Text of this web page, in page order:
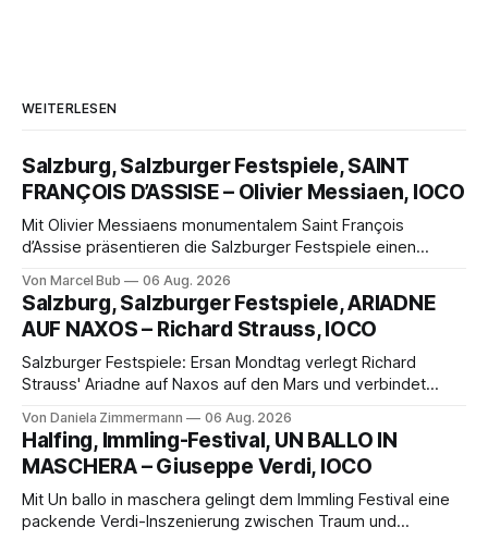
WEITERLESEN
Salzburg, Salzburger Festspiele, SAINT
FRANÇOIS D’ASSISE – Olivier Messiaen, IOCO
Mit Olivier Messiaens monumentalem Saint François
d’Assise präsentieren die Salzburger Festspiele einen
eine bildgewaltige Inszenierung, Maxime Pascal entfaltet
die komplexe Partitur eindrucksvoll, Philippe Sly berührt als
Franziskus.
Von Marcel Bub 06 Aug. 2026
Salzburg, Salzburger Festspiele, ARIADNE
AUF NAXOS – Richard Strauss, IOCO
Salzburger Festspiele: Ersan Mondtag verlegt Richard
Strauss' Ariadne auf Naxos auf den Mars und verbindet
Aufführung mit starken Solisten und den Wiener
Philharmonikern, szenisch bleibt der zweite Akt jedoch
hinter den Erwartungen zurück.
Von Daniela Zimmermann 06 Aug. 2026
Halfing, Immling-Festival, UN BALLO IN
MASCHERA – Giuseppe Verdi, IOCO
Mit Un ballo in maschera gelingt dem Immling Festival eine
packende Verdi-Inszenierung zwischen Traum und